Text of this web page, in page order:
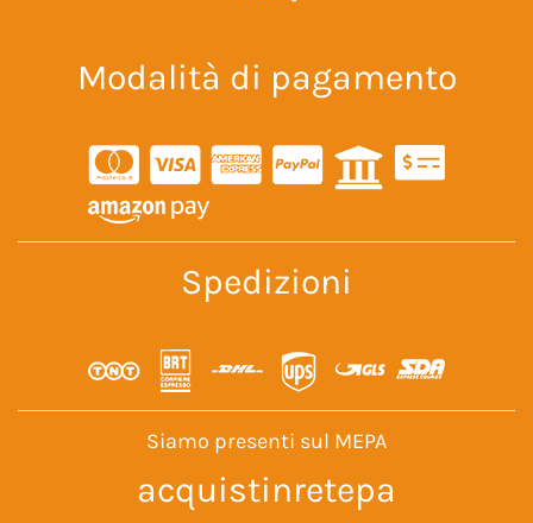
Modalità di pagamento
Spedizioni
Siamo presenti sul MEPA
acquistinretepa